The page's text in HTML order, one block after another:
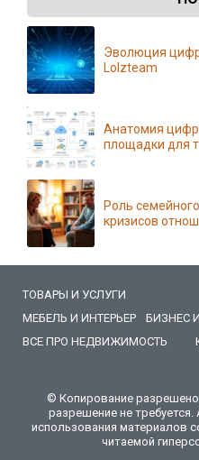
Эволюция
Lolzteam
Анатомия
площадки для
Роль
кризисов
ТОВАРЫ И УСЛУГИ
МЕБЕЛЬ И ИНТЕРЬЕР
БИЗНЕС
ВСЕ ПРО НЕДВИЖИМОСТЬ
© Копирование
разрешение не
использования материалов
читаемой